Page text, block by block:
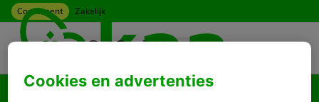
Ga naar hoofdinhoud
Consument Zakelijk
Cookies en advertenties